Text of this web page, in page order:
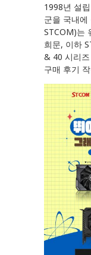
1998년 설
군을 국내에
STCOM)는
희문, 이하
& 40 시리
구매 후기